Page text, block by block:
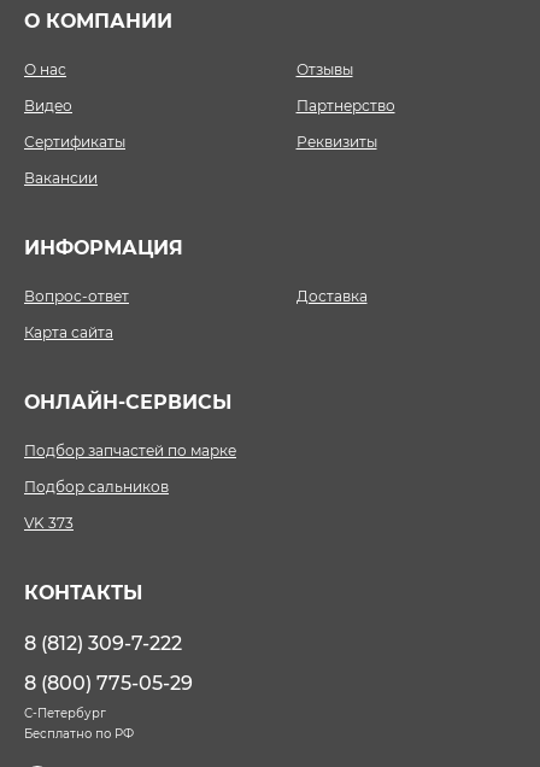
О КОМПАНИИ
О нас
Отзывы
Видео
Партнерство
Сертификаты
Реквизиты
Вакансии
ИНФОРМАЦИЯ
Вопрос-ответ
Доставка
Карта сайта
ОНЛАЙН-СЕРВИСЫ
Подбор запчастей по марке
Подбор сальников
VK 373
КОНТАКТЫ
8 (812) 309-7-222
8 (800) 775-05-29
С-Петербург
Бесплатно по РФ